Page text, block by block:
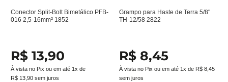
Conector Split-Bolt Bimetálico PFB-
016 2,5-16mm² 1852
R$ 13,90
À vista no Pix ou em até 1x de
R$ 13 90 sem juros
Grampo para Haste de Terra 5/8"
TH-12/58 2822
R$ 8,45
À vista no Pix ou em até 1x de R$ 8 45
sem juros